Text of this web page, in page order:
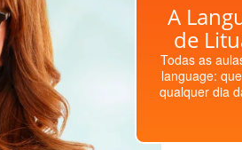
A
de
Todas as
language:
qualquer dia